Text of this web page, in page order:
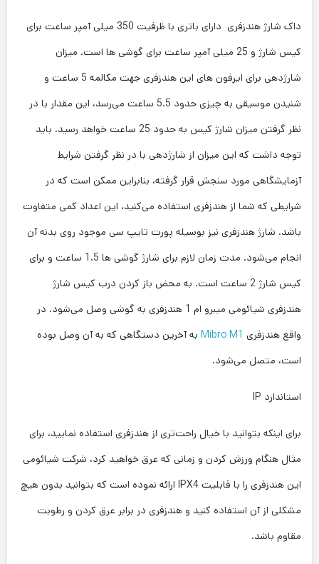
داک شارژ هندزفری دارای باتری با ظرفیت 350 میلی آمپر ساعت برای
کیس شارژ و 25 میلی آمپر ساعت برای گوشی ها است. میزان
شارژدهی برای ایرفون های این هندزفری جهت مکالمه 5 ساعت و
شنیدن موسیقی به چیزی حدود 5.5 ساعت می‌رسد، این مقدار با در
نظر گرفتن میزان شارژ کیس به حدود 25 ساعت خواهد رسید. باید
توجه داشت که این میزان از شارژدهی با در نظر گرفتن شرایط
آزمایشگاهی مورد سنجش قرار گرفته، بنابراین ممکن است که در
شرایطی که شما از هندزفری استفاده می‌کنید، این اعداد کمی متفاوت
باشد. شارژ هندزفری نیز بوسیله پورت تایپ سی موجود روی بدنه آن
انجام می‌شود. مدت زمان لازم برای شارژ گوشی ها 1.5 ساعت و برای
کیس شارژ 2 ساعت است. به محض باز کردن درب کیس شارژ
هندزفری شیائومی میبرو ام 1 هندزفری به گوشی وصل می‌شود. در
واقع هندزفری Mibro M1 به آخرین دستگاهی که به آن وصل بوده
است، متصل می‌شود.
استاندارد IP
برای اینکه بتوانید با خیال راحت‌تری از هندزفری استفاده نمایید، برای
مثال هنگام ورزش کردن و زمانی که عرق خواهید کرد، شرکت شیائومی
این هندزفری را با قابلیت IPX4 ارائه نموده است که بتوانید بدون هیچ
مشکلی از آن استفاده کنید و هندزفری در برابر عرق کردن و رطوبت
مقاوم باشد.